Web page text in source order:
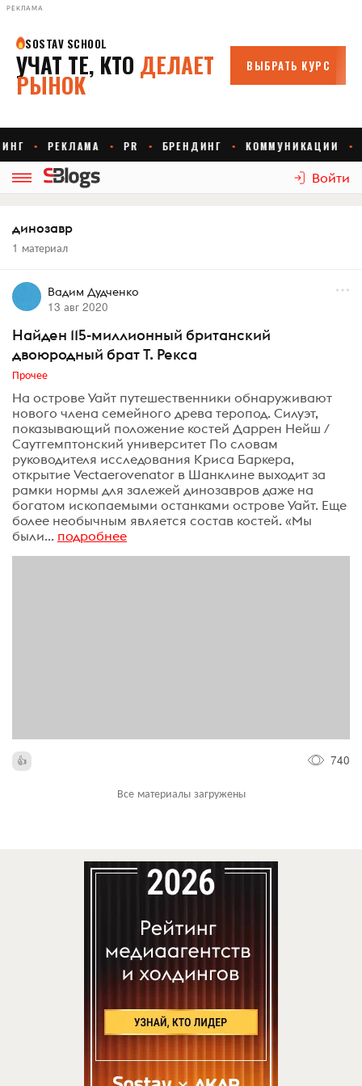
РЕКЛАМА
Войти
динозавр
1 материал
Вадим Дудченко
13 авг 2020
Найден 115-миллионный британский
двоюродный брат Т. Рекса
Прочее
На острове Уайт путешественники обнаруживают
нового члена семейного древа теропод. Силуэт,
показывающий положение костей Даррен Нейш /
Саутгемптонский университет По словам
руководителя исследования Криса Баркера,
открытие Vectaerovenator в Шанклине выходит за
рамки нормы для залежей динозавров даже на
богатом ископаемыми останками острове Уайт. Еще
более необычным является состав костей. «Мы
были... подробнее
740
Все материалы загружены